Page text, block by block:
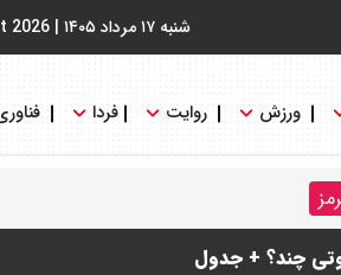
شنبه ۱۷ مرداد ۱۴۰۵ |
2026
ورزش روایت فردا